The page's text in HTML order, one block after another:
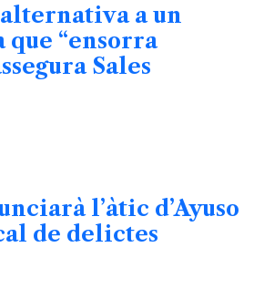
a un
que “ensorra
Sales
l’àtic d’Ayuso
de delictes